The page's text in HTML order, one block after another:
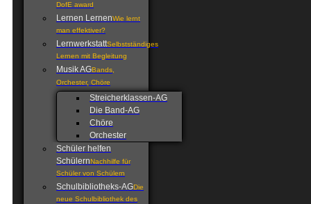
DofE award
Lernen LernenWie lernt
man effektiver?
LernwerkstattSelbstständiges
Lernen mit Begleitung
Musik AGBands,
Orchester, Chöre
Streicherklassen-AG
Die Band-AG
Chöre
Orchester
Schüler helfen
SchülernNachhilfe für
Schüler von Schülern
Schulbibliotheks-AGDie
neue Schulbibliothek des